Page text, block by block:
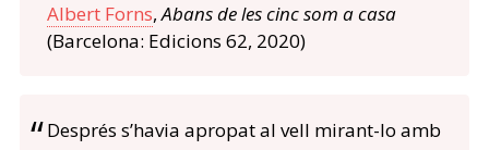
Albert Forns,Abans de les cinc som a casa
(Barcelona: Edicions 62, 2020)
Després s’havia apropat al vell mirant-lo amb